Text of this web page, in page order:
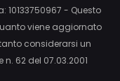
10133750967 - Questo
viene aggiornato
considerarsi un
62 del 07.03.2001